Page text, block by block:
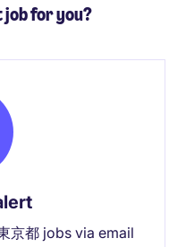
for you?
京都 jobs via email